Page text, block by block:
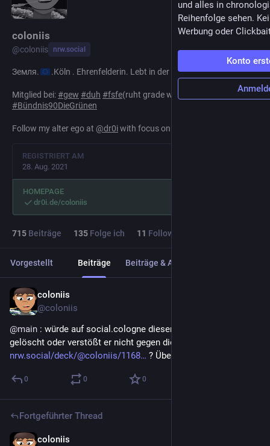
coloniis
@coloniis nrw.social
Земля. .Köln . Ehrenfelderin. Lebt in der Zukunft.
Mitglied bei: #gew #duh #fsfe(ruht grade wegen RMS)
#Bündnis90DieGrünen
Follow my alter ego at @dr0iwith focus on computers & libraries.
REGISTRIERT AM
28. Aug. 2021
HOMEPAGE
dr0i.de/coloniis
715 Beiträge 135 Folge ich 11 Follower
Vorgestellt Beiträge Beiträge & Antworten
coloniis
@coloniis
@main : würde auf social.cologne dieser mein Toot auch
gelöscht oder verstößt er nicht gegen die Serverregeln:
nrw.social/deck/@coloniis/1168
? Überlege, umzuziehen.
0 0 0
Fortgeführter Thread
coloniis
und alles in
Reihenfolge sehen.
Werbung oder
Konto